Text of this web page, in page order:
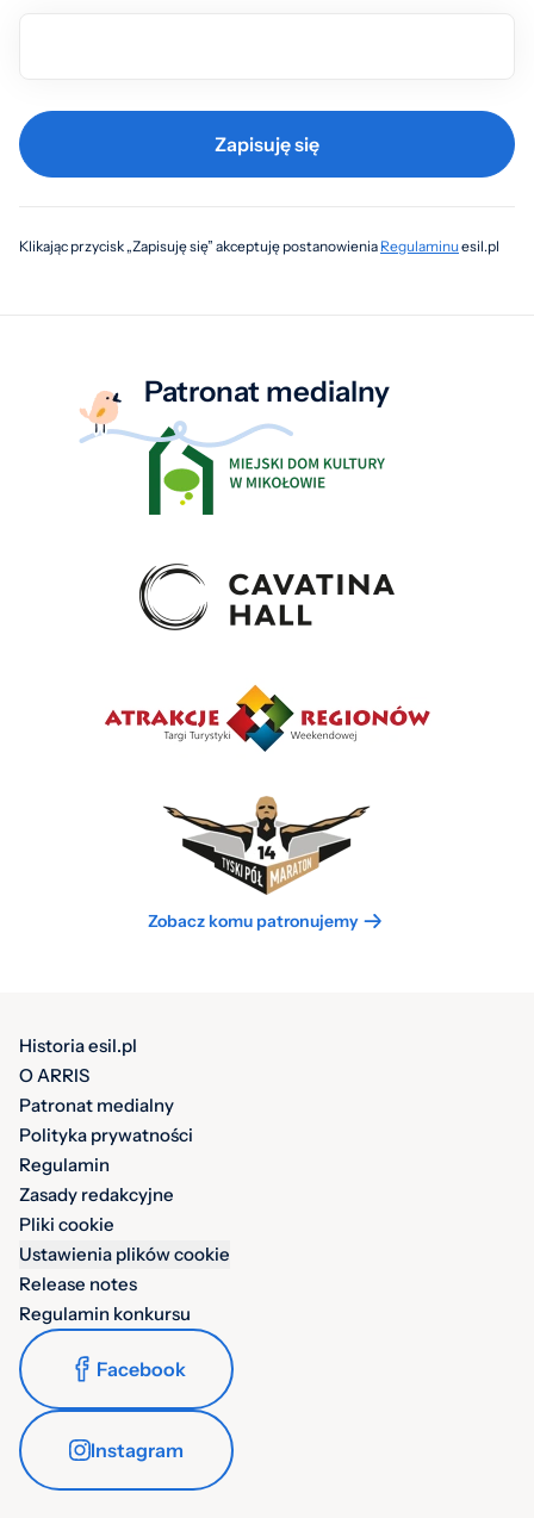
Zapisuję się
Klikając przycisk „Zapisuję się” akceptuję postanowienia Regulaminuesil.pl
Patronat medialny
Zobacz komu patronujemy
Historia esil.pl
O ARRIS
Patronat medialny
Polityka prywatności
Regulamin
Zasady redakcyjne
Pliki cookie
Ustawienia plików cookie
Release notes
Regulamin konkursu
Facebook
Instagram